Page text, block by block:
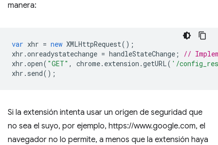
manera:
var xhr = new XMLHttpRequest();
xhr .onreadystatechange = handleStateChange ;
//
xhr .open( "GET" , chrome. extension .getURL( '/
xhr . send();
Si la extensión intenta usar un origen de seguridad que
no sea el suyo, por ejemplo, https://www.google.com, el
navegador no lo permite, a menos que la extensión haya